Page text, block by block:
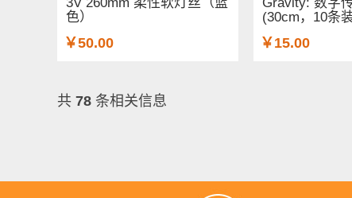
色）
￥50.00
(30cm，10条装
￥15.00
共 78 条相关信息